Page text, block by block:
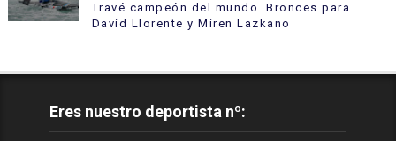
Travé campeón del mundo. Bronces para
David Llorente y Miren Lazkano
Eres nuestro deportista nº: